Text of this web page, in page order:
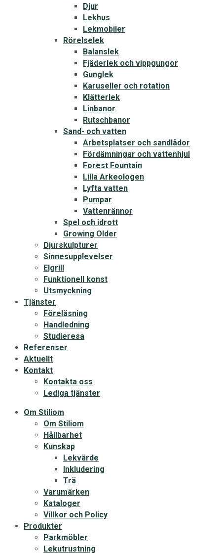
Djur
Lekhus
Lekmobiler
Rörelselek
Balanslek
Fjäderlek och vippgungor
Gunglek
Karuseller och rotation
Klätterlek
Linbanor
Rutschbanor
Sand- och vatten
Arbetsplatser och sandlådor
Fördämningar och vattenhjul
Forest Fountain
Lilla Arkeologen
Lyfta vatten
Pumpar
Vattenrännor
Spel och idrott
Growing Older
Djurskulpturer
Sinnesupplevelser
Elgrill
Funktionell konst
Utsmyckning
Tjänster
Föreläsning
Handledning
Studieresa
Referenser
Aktuellt
Kontakt
Kontakta oss
Lediga tjänster
Om Stiliom
Om Stiliom
Hållbarhet
Kunskap
Lekvärde
Inkludering
Trä
Varumärken
Kataloger
Villkor och Policy
Produkter
Parkmöbler
Lekutrustning